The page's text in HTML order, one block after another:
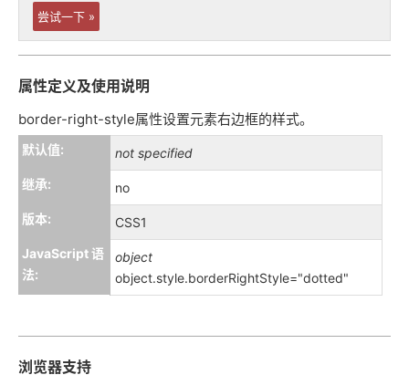
尝试一下 »
属性定义及使用说明
border-right-style属性设置元素右边框的样式。
默认值:
not specified
继承:
no
版本:
CSS1
JavaScript 语
法:
object
object.style.borderRightStyle="dotted"
浏览器支持